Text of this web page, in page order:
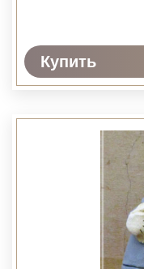
Купить